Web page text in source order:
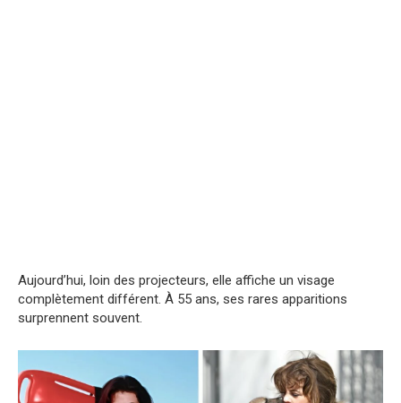
Aujourd’hui, loin des projecteurs, elle affiche un visage
complètement différent. À 55 ans, ses rares apparitions
surprennent souvent.